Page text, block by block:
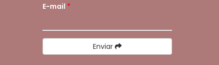
E-mail *
Enviar